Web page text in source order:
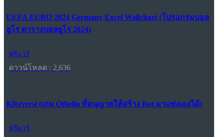
UEFA EURO 2024 Germany Excel Wallchart (โปรแกรมบอล
ยูโร ตารางบอลยูโร 2024)
ฟรีแวร์
ดาวน์โหลด : 2,636
KReversi (เกม Othello ที่อนุญาตให้สร้าง Bot มาแข่งเองได้)
ฟรีแวร์